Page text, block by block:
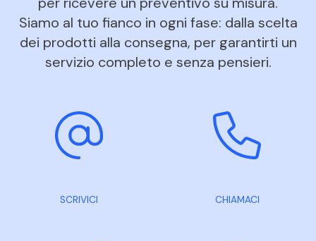
Siamo al tuo fianco in ogni fase: dalla scelta
dei prodotti alla consegna, per garantirti un
servizio completo e senza pensieri.
SCRIVICI CHIAMACI